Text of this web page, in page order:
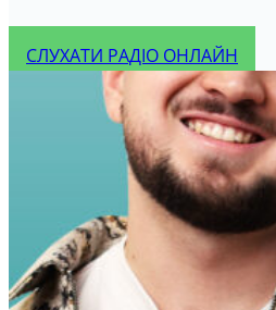
СЛУХАТИ РАДІО ОНЛАЙН